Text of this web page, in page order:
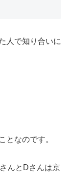
人で知り合いに
となのです。
んとDさんは京